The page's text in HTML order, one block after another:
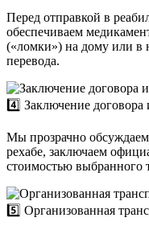
Перед отправкой в
обеспечиваем
(«ломки») на дому или в
перевода.
4️⃣ Заключение договора
Мы прозрачно обсуждаем
рехабе, заключаем
стоимостью выбранного
5️⃣ Организованная